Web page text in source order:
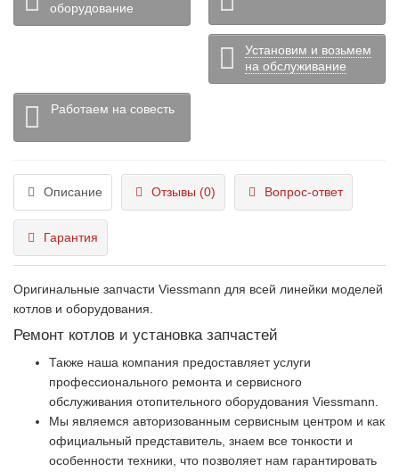
оборудование
Установим и возьмем
на обслуживание
Работаем на совесть
Описание Отзывы (0) Вопрос-ответ
Гарантия
Оригинальные запчасти Viessmann для всей линейки моделей
котлов и оборудования.
Ремонт котлов и установка запчастей
Также наша компания предоставляет услуги
профессионального ремонта и сервисного
обслуживания отопительного оборудования Viessmann.
Мы являемся авторизованным сервисным центром и как
официальный представитель, знаем все тонкости и
особенности техники, что позволяет нам гарантировать